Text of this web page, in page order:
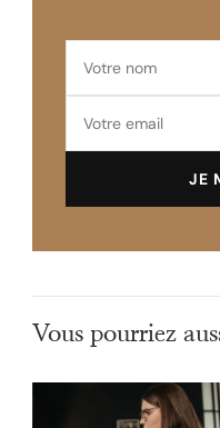
Vous pourriez